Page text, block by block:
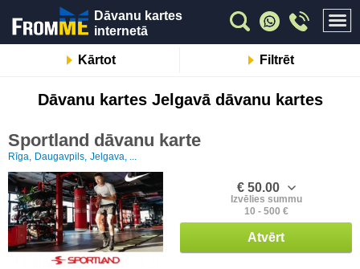
Dāvanu kartes
internetā
Kārtot Filtrēt
Dāvanu kartes Jelgavā dāvanu kartes
Sportland dāvanu karte
Rīga, Daugavpils, Jelgava, ...
€ 50.00
Izvēlies summu
10 - 500 €
Atvērt